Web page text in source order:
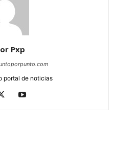
Pxp
portal de noticias